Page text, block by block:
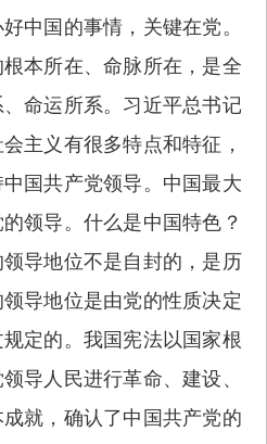
中国的事情，关键在党。
本所在、命脉所在，是全
命运所系。习近平总书记
主义有很多特点和特征，
国共产党领导。中国最大
领导。什么是中国特色？
导地位不是自封的，是历
导地位是由党的性质决定
定的。我国宪法以国家根
导人民进行革命、建设、
就，确认了中国共产党的